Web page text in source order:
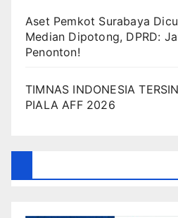
Aset Pemkot Surabaya
Median Dipotong, DPRD:
Penonton!
TIMNAS INDONESIA
PIALA AFF 2026